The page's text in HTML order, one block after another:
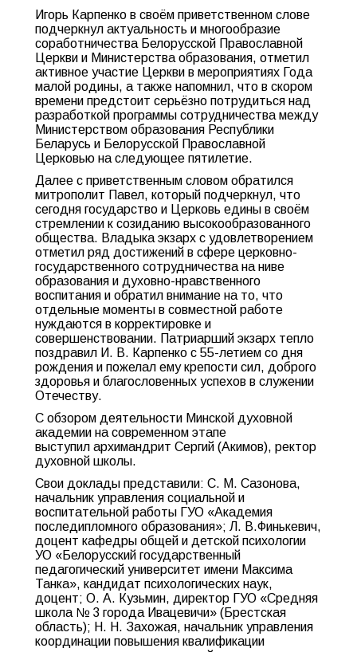
Игорь Карпенко в своём приветственном слове
подчеркнул актуальность и многообразие
соработничества Белорусской Православной
Церкви и Министерства образования, отметил
активное участие Церкви в мероприятиях Года
малой родины, а также напомнил, что в скором
времени предстоит серьёзно потрудиться над
разработкой программы сотрудничества между
Министерством образования Республики
Беларусь и Белорусской Православной
Церковью на следующее пятилетие.
Далее с приветственным словом обратился
митрополит Павел, который подчеркнул, что
сегодня государство и Церковь едины в своём
стремлении к созиданию высокообразованного
общества. Владыка экзарх с удовлетворением
отметил ряд достижений в сфере церковно-
государственного сотрудничества на ниве
образования и духовно-нравственного
воспитания и обратил внимание на то, что
отдельные моменты в совместной работе
нуждаются в корректировке и
совершенствовании. Патриарший экзарх тепло
поздравил И. В. Карпенко с 55-летием со дня
рождения и пожелал ему крепости сил, доброго
здоровья и благословенных успехов в служении
Отечеству.
С обзором деятельности Минской духовной
академии на современном этапе
выступил архимандрит Сергий (Акимов), ректор
духовной школы.
Свои доклады представили: С. М. Сазонова,
начальник управления социальной и
воспитательной работы ГУО «Академия
последипломного образования»; Л. В.Финькевич,
доцент кафедры общей и детской психологии
УО «Белорусский государственный
педагогический университет имени Максима
Танка», кандидат психологических наук,
доцент; О. А. Кузьмин, директор ГУО «Средняя
школа № 3 города Ивацевичи» (Брестская
область); Н. Н. Захожая, начальник управления
координации повышения квалификации